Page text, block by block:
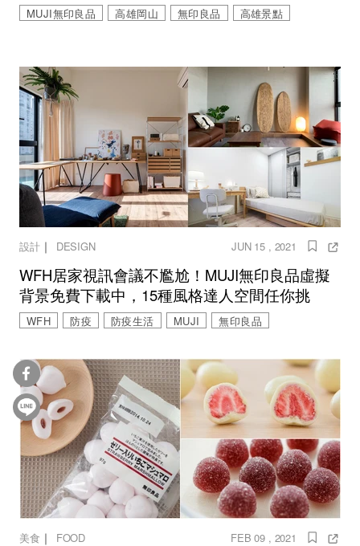
MUJI無印良品 高雄岡山 無印良品 高雄景點
設計｜ DESIGN JUN 15 , 2021
WFH居家視訊會議不尷尬！MUJI無印良品虛擬
背景免費下載中，15種風格達人空間任你挑
WFH 防疫 防疫生活 MUJI 無印良品
美食 ｜ FOOD FEB 09 , 2021